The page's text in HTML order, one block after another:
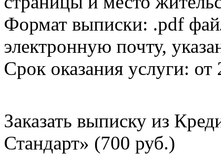
Формат выписки: .pdf
электронную почту,
Срок оказания услуги: от
Заказать выписку из
Стандарт» (700 руб.)